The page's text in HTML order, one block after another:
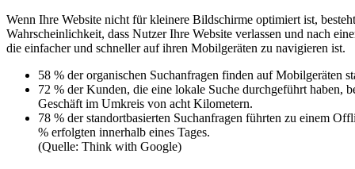
Wenn Ihre Website nicht für kleinere Bildschirme optimiert ist,
Wahrscheinlichkeit, dass Nutzer Ihre Website verlassen und nach
die einfacher und schneller auf ihren Mobilgeräten zu navigieren ist.
58 % der organischen Suchanfragen finden auf Mobilgeräten
72 % der Kunden, die eine lokale Suche durchgeführt haben,
Geschäft im Umkreis von acht Kilometern.
78 % der standortbasierten Suchanfragen führten zu einem
% erfolgten innerhalb eines Tages.
(Quelle: Think with Google)